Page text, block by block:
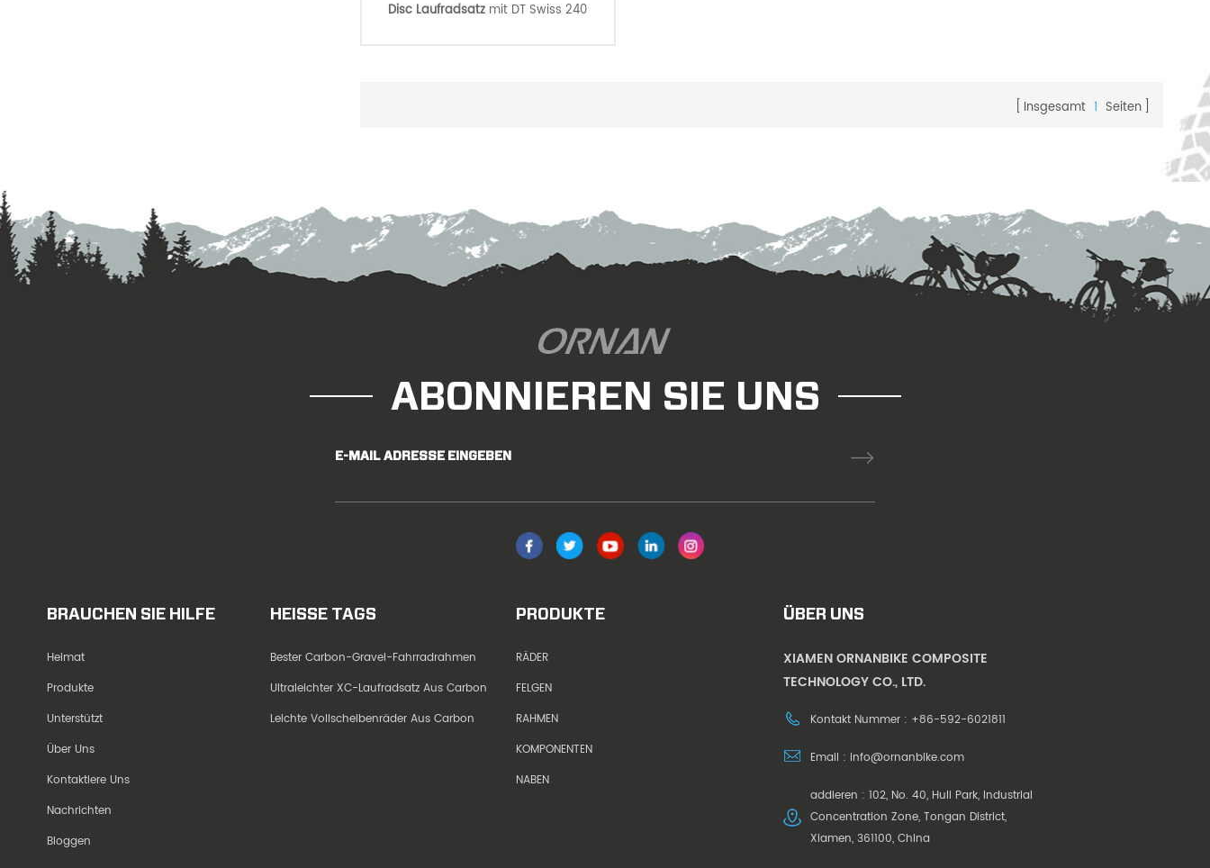
Disc Laufradsatz mit DT Swiss 240
oder Rennfahrer.
Insgesamt 1 Seiten
ABONNIEREN SIE UNS
E-MAIL ADRESSE EINGEBEN
BRAUCHEN SIE HILFE
Heimat
Produkte
Unterstützt
Über Uns
Kontaktiere Uns
Nachrichten
Bloggen
HEISSE TAGS
Bester Carbon-Gravel-Fahrradrahmen
Ultraleichter XC-Laufradsatz Aus Carbon
Leichte Vollscheibenräder Aus Carbon
PRODUKTE
RÄDER
FELGEN
RAHMEN
KOMPONENTEN
NABEN
ÜBER UNS
XIAMEN ORNANBIKE COMPOSITE
TECHNOLOGY CO., LTD.
Kontakt Nummer : +86-592-6021811
Email : info@ornanbike.com
addieren : 102, No. 40, Huli Park, Industrial
Concentration Zone, Tongan District,
Xiamen, 361100, China